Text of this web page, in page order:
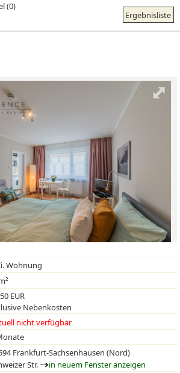
Ergebnisliste
(0)
Wohnung
EUR
Nebenkosten
nicht verfügbar
Frankfurt-Sachsenhausen (Nord)
Str.
in neuem Fenster anzeigen